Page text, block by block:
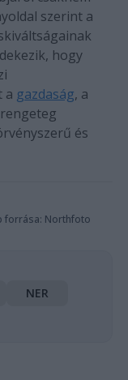
szerint a
hogy
a gazdaság, a
és
forrása: Northfoto
NER